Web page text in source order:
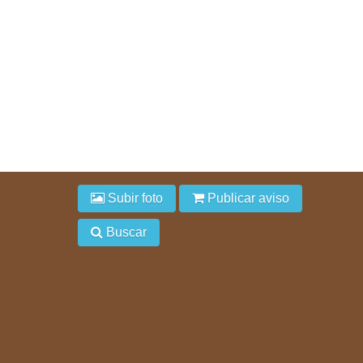
Subir foto Publicar aviso
Buscar